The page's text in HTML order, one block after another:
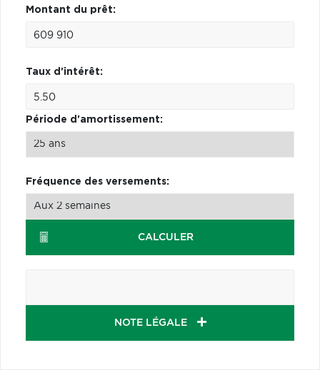
Montant du prêt:
Taux d'intérêt:
Période d'amortissement:
Fréquence des versements:
CALCULER
NOTE LÉGALE